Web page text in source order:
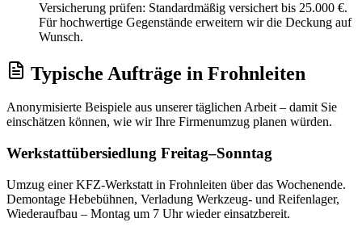
Versicherung prüfen: Standardmäßig versichert bis 25.000 €.
Für hochwertige Gegenstände erweitern wir die Deckung auf
Wunsch.
Typische Aufträge in Frohnleiten
Anonymisierte Beispiele aus unserer täglichen Arbeit – damit Sie
einschätzen können, wie wir Ihre Firmenumzug planen würden.
Werkstattübersiedlung Freitag–Sonntag
Umzug einer KFZ-Werkstatt in Frohnleiten über das Wochenende.
Demontage Hebebühnen, Verladung Werkzeug- und Reifenlager,
Wiederaufbau – Montag um 7 Uhr wieder einsatzbereit.